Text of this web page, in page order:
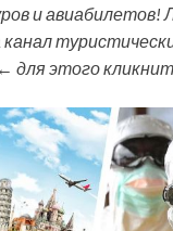
и авиабилетов!
← для этого